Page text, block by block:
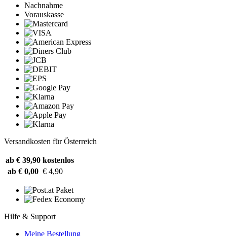
Nachnahme
Vorauskasse
Versandkosten für Österreich
ab € 39,90 kostenlos
ab € 0,00 € 4,90
Hilfe & Support
Meine Bestellung